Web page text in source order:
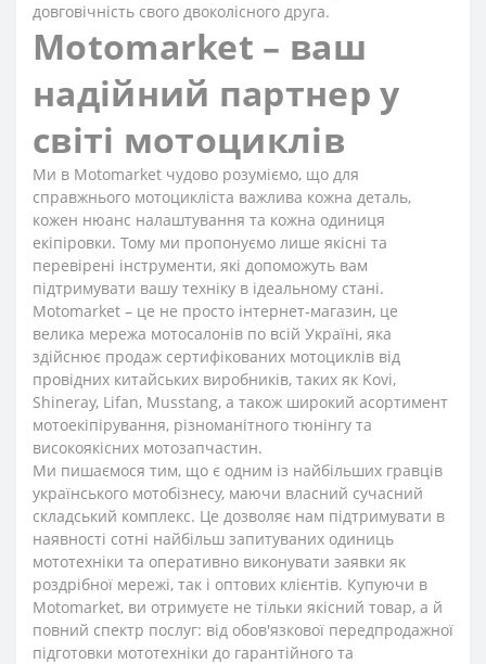
довговічність свого двоколісного друга.
Motomarket – ваш
надійний партнер у
світі мотоциклів
Ми в Motomarket чудово розуміємо, що для
справжнього мотоцикліста важлива кожна деталь,
кожен нюанс налаштування та кожна одиниця
екіпіровки. Тому ми пропонуємо лише якісні та
перевірені інструменти, які допоможуть вам
підтримувати вашу техніку в ідеальному стані.
Motomarket – це не просто інтернет-магазин, це
велика мережа мотосалонів по всій Україні, яка
здійснює продаж сертифікованих мотоциклів від
провідних китайських виробників, таких як Kovi,
Shineray, Lifan, Musstang, а також широкий асортимент
мотоекіпірування, різноманітного тюнінгу та
високоякісних мотозапчастин.
Ми пишаємося тим, що є одним із найбільших гравців
українського мотобізнесу, маючи власний сучасний
складський комплекс. Це дозволяє нам підтримувати в
наявності сотні найбільш запитуваних одиниць
мототехніки та оперативно виконувати заявки як
роздрібної мережі, так і оптових клієнтів. Купуючи в
Motomarket, ви отримуєте не тільки якісний товар, а й
повний спектр послуг: від обов'язкової передпродажної
підготовки мототехніки до гарантійного та